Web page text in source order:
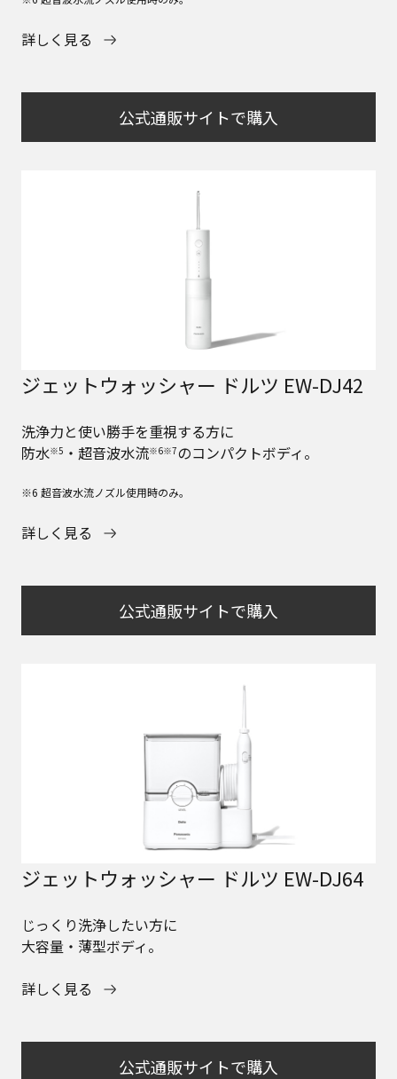
詳しく見る
公式通販サイトで購入
ジェットウォッシャー ドルツ EW-DJ42
洗浄力と使い勝手を重視する方に
防水※5 ・超音波水流※6※7のコンパクトボディ。
※6 超音波水流ノズル使用時のみ。
詳しく見る
公式通販サイトで購入
ジェットウォッシャー ドルツ EW-DJ64
じっくり洗浄したい方に
大容量・薄型ボディ。
詳しく見る
公式通販サイトで購入